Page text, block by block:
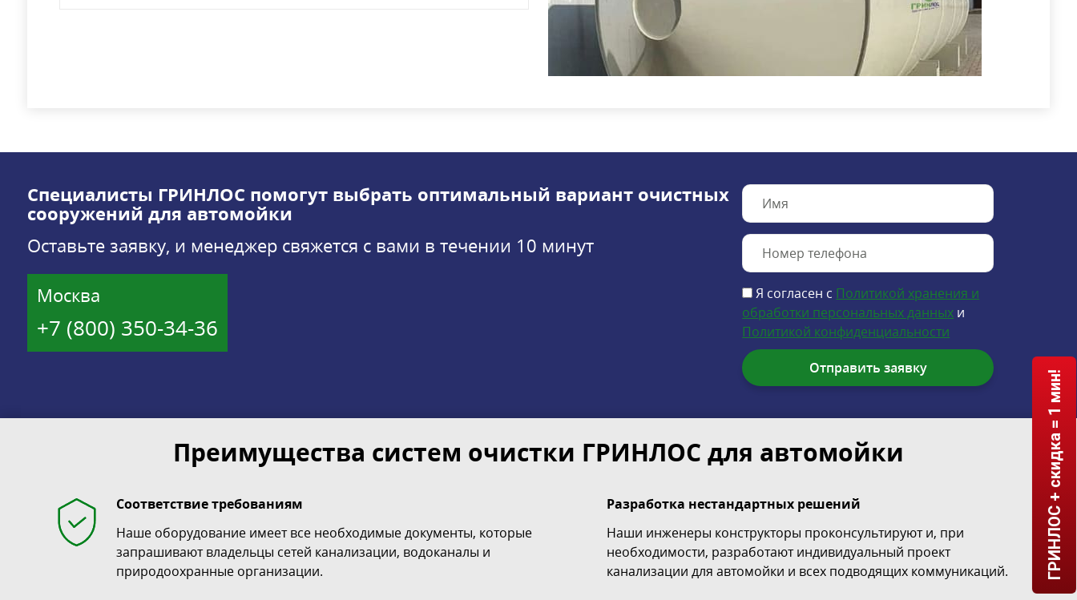
Специалисты ГРИНЛОС помогут выбрать оптимальный вариант очистных
сооружений для автомойки
Оставьте заявку, и менеджер свяжется с вами в течении 10 минут
Москва
+7 (800) 350-34-36
Я согласен с Политикой хранения и
обработки персональных данных и
Политикой конфиденциальности
Преимущества систем очистки ГРИНЛОС для автомойки
Соответствие требованиям
Наше оборудование имеет все необходимые документы, которые
запрашивают владельцы сетей канализации, водоканалы и
природоохранные организации.
Разработка нестандартных решений
Наши инженеры конструкторы проконсультируют и, при
необходимости, разработают индивидуальный проект
канализации для автомойки и всех подводящих коммуникаций.
ГРИНЛОС + скидка = 1 мин!